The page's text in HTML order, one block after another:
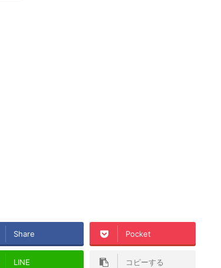
Share Pocket
LINE コピーする